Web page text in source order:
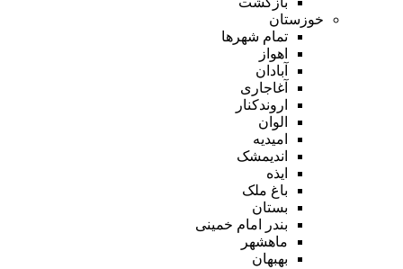
خوزستان
تمام شهر‌ها
اهواز
آبادان
آغاجاری
اروندکنار
الوان
امیدیه
اندیمشک
ایذه
باغ ملک
بستان
بندر امام خمینی
ماهشهر
بهبهان